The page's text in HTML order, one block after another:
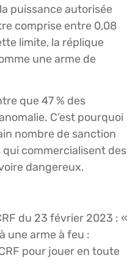
puissance autorisée
comprise entre 0,08
limite, la réplique
une arme de
que 47 % des
C’est pourquoi
nombre de sanction
commercialisent des
dangereux.
du 23 février 2023 : «
une arme à feu :
pour jouer en toute